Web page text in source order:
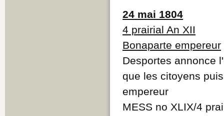
24 mai 1804
4 prairial An XII
Bonaparte empereur
Desportes annonce
que les citoyens
empereur
MESS no XLIX/4